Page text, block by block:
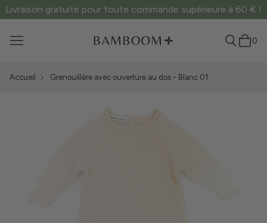
Livraison gratuite pour toute commande supérieure à 60 € !
0
Accueil Grenouillère avec ouverture au dos - Blanc 01